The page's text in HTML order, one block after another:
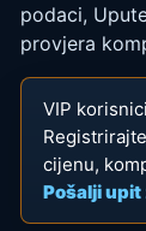
podaci,
provjera
VIP
cijenu,
Pošalji upit